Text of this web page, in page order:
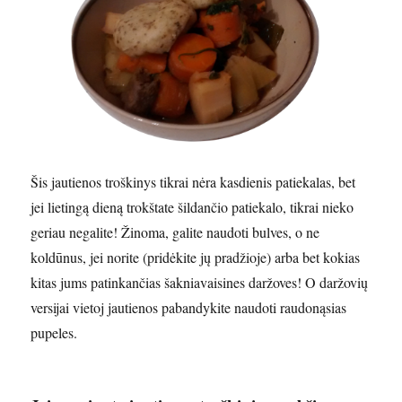
Šis jautienos troškinys tikrai nėra kasdienis patiekalas, bet
jei lietingą dieną trokštate šildančio patiekalo, tikrai nieko
geriau negalite! Žinoma, galite naudoti bulves, o ne
koldūnus, jei norite (pridėkite jų pradžioje) arba bet kokias
kitas jums patinkančias šakniavaisines daržoves! O daržovių
versijai vietoj jautienos pabandykite naudoti raudonąsias
pupeles.